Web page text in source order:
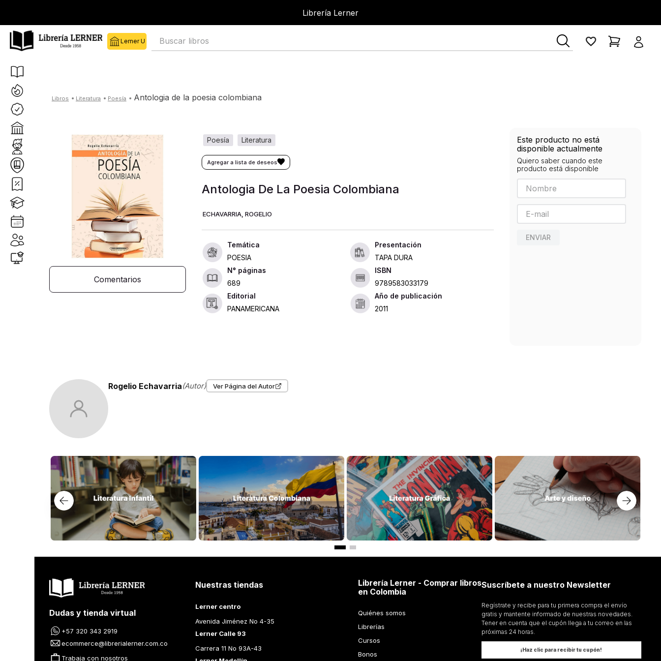
Librería Lerner
Buscar libros
literatura poesía antologia de la poesia colombiana
Comentarios
literatura
poesía
Antologia De La Poesia Colombiana
ECHAVARRIA, ROGELIO
POESIA
Presentación
TAPA DURA
689
ISBN
9789583033179
Editorial
PANAMERICANA
Año de publicación
2011
Este producto no está
disponible actualmente
Quiero saber cuando este
producto está disponible
ENVIAR
Rogelio Echavarria(Autor) Ver Página del Autor
Los lectores también compraron
$ 39 900
365 HAIKUS
Añadir al Carrito
$ 55.000
NUEVE NOVISIMOS POETAS
ESPAÑOLES
Añadir al Carrito
$ 119.000
TERRITORIO
Añadir al Carrito
$ 50.000
LA POESIA NUNCA MUERE
Añadir al Carrito
$
Añadir al Carrito